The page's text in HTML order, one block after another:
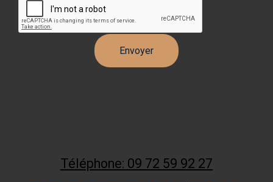
Téléphone: 09 72 59 92 27